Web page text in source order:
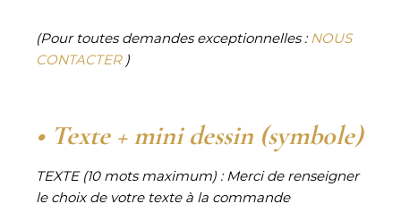
(Pour toutes demandes exceptionnelles :NOUS
CONTACTER)
• Texte + mini dessin (symbole)
TEXTE (10 mots maximum) :Merci de renseigner
le choix de votre texte à la commande